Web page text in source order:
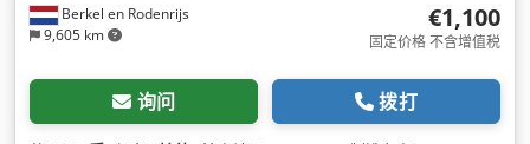
Berkel en Rodenrijs
9,605 km
€1,100
固定价格 不含增值税
询问 拨打